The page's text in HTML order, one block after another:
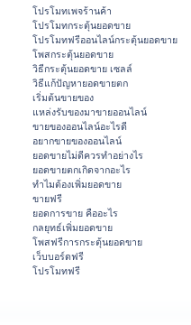
โปรโมทเพจร้านค้า
โปรโมทกระตุ้นยอดขาย
โปรโมทฟรีออนไลน์กระตุ้นยอดขาย
โพสกระตุ้นยอดขาย
วิธีกระตุ้นยอดขาย เซลล์
วิธีแก้ปัญหายอดขายตก
เริ่มต้นขายของ
แหล่งรับของมาขายออนไลน์
ขายของออนไลน์อะไรดี
อยากขายของออนไลน์
ยอดขายไม่ดีควรทำอย่างไร
ยอดขายตกเกิดจากอะไร
ทำไมต้องเพิ่มยอดขาย
ขายฟรี
ยอดการขาย คืออะไร
กลยุทธ์เพิ่มยอดขาย
โพสฟรีการกระตุ้นยอดขาย
เว็บบอร์ดฟรี
โปรโมทฟรี